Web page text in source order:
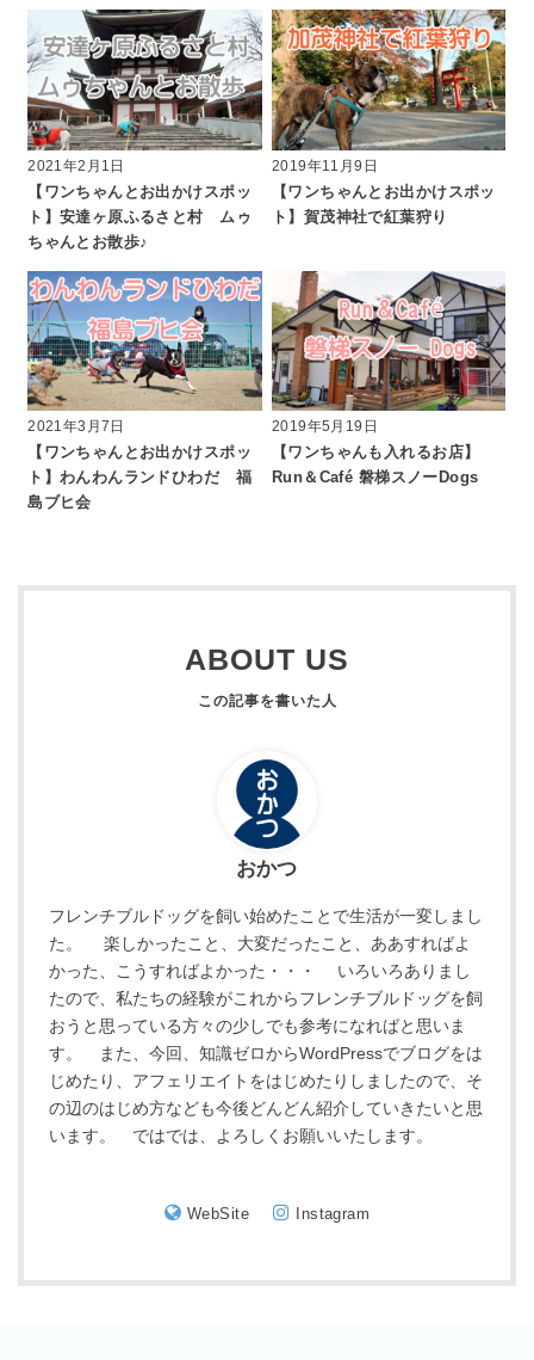
2021年2月1日
【ワンちゃんとお出かけスポッ
ト】安達ヶ原ふるさと村 ムゥ
ちゃんとお散歩♪
2019年11月9日
【ワンちゃんとお出かけスポッ
ト】賀茂神社で紅葉狩り
2021年3月7日
【ワンちゃんとお出かけスポッ
ト】わんわんランドひわだ 福
島ブヒ会
2019年5月19日
【ワンちゃんも入れるお店】
Run＆Café 磐梯スノーDogs
ABOUT US
おかつ
フレンチブルドッグを飼い始めたことで生活が一変しまし
た。 楽しかったこと、大変だったこと、ああすればよ
かった、こうすればよかった・・・ いろいろありまし
たので、私たちの経験がこれからフレンチブルドッグを飼
おうと思っている方々の少しでも参考になればと思いま
す。 また、今回、知識ゼロからWordPressでブログをは
じめたり、アフェリエイトをはじめたりしましたので、そ
の辺のはじめ方なども今後どんどん紹介していきたいと思
います。 ではでは、よろしくお願いいたします。
WebSite Instagram